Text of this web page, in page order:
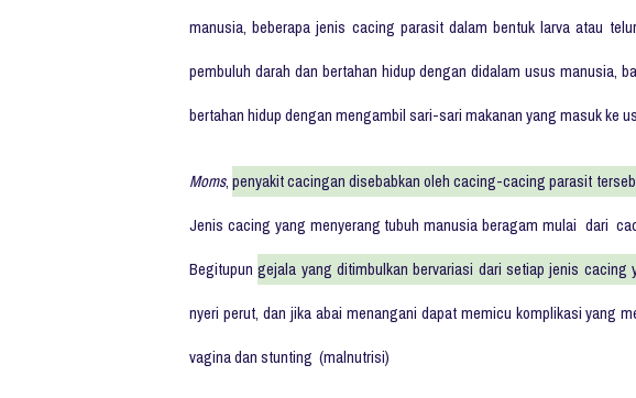
manusia, beberapa jenis cacing parasit dalam bentuk larva atau
pembuluh darah dan bertahan hidup dengan didalam usus manusia,
bertahan hidup dengan mengambil sari-sari makanan yang masuk ke
Moms,penyakit cacingan disebabkan oleh cacing-cacing parasit
Jenis cacing yang menyerang tubuh manusia beragam mulai dari
Begitupungejala yang ditimbulkan bervariasi dari setiap jenis cacing
nyeri perut, dan jika abai menangani dapat memicu komplikasi yang
vagina dan stunting (malnutrisi)